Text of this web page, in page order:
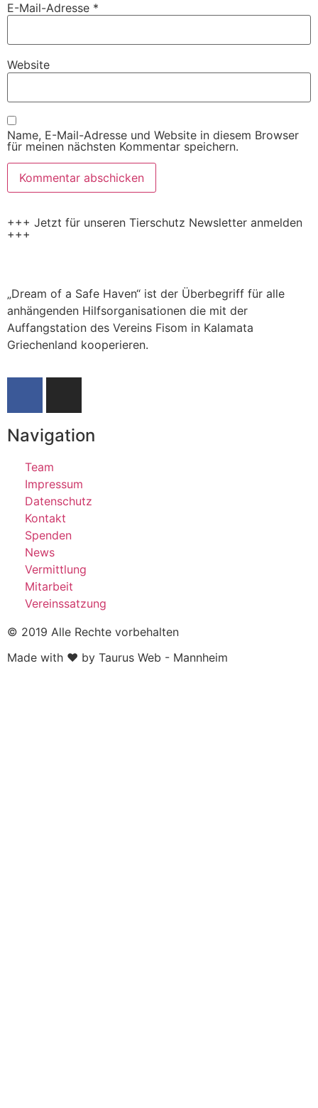
E-Mail-Adresse *
Website
Name, E-Mail-Adresse und Website in diesem Browser
für meinen nächsten Kommentar speichern.
+++ Jetzt für unseren Tierschutz Newsletter anmelden
+++
„Dream of a Safe Haven“ ist der Überbegriff für alle
anhängenden Hilfsorganisationen die mit der
Auffangstation des Vereins Fisom in Kalamata
Griechenland kooperieren.
Navigation
Team
Impressum
Datenschutz
Kontakt
Spenden
News
Vermittlung
Mitarbeit
Vereinssatzung
© 2019 Alle Rechte vorbehalten
Made with ❤ by Taurus Web - Mannheim